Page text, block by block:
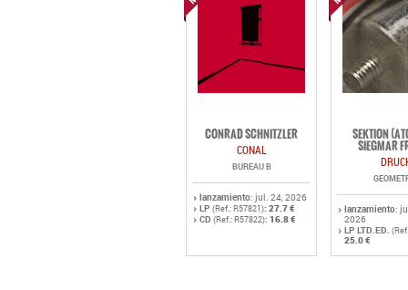
CONRAD SCHNITZLER
CONAL
BUREAU B
lanzamiento: jul. 24, 2026
LP (Ref.: R57821): 27.7 €
CD (Ref.: R57822): 16.8 €
SEKTION
SIEGMAR
lanzamiento:
2026
LP LTD.ED.
25.0 €